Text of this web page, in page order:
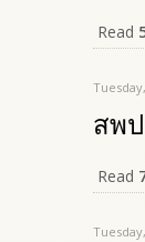
Read
สพ
Read